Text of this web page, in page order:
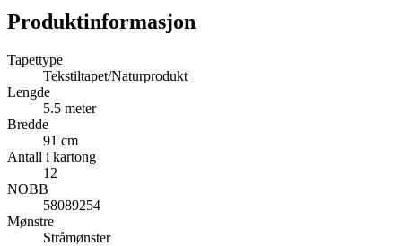
Produktinformasjon
Tapettype
Tekstiltapet/Naturprodukt
Lengde
5.5 meter
Bredde
91 cm
Antall i kartong
12
NOBB
58089254
Mønstre
Stråmønster